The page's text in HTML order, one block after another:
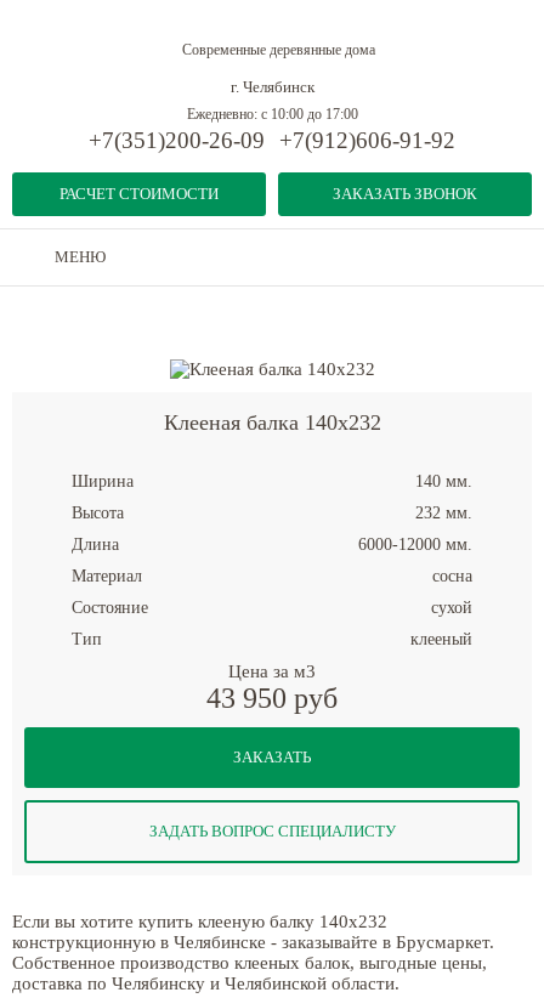
Современные деревянные дома
г. Челябинск
РАСЧЕТ СТОИМОСТИ
Ежедневно: с 10:00 до 17:00
+7(351)200-26-09 +7(912)606-91-92
ЗАКАЗАТЬ ЗВОНОК
МЕНЮ
Клееная балка 140x232
Ширина
140 мм.
Высота
232 мм.
Длина
6000-12000 мм.
Материал
сосна
Состояние
сухой
Тип
клееный
Цена за м3
43 950 руб
ЗАКАЗАТЬ
ЗАДАТЬ ВОПРОС СПЕЦИАЛИСТУ
Если вы хотите купить клееную балку 140x232
конструкционную в Челябинске - заказывайте в Брусмаркет.
Собственное производство клееных балок, выгодные цены,
доставка по Челябинску и Челябинской области.